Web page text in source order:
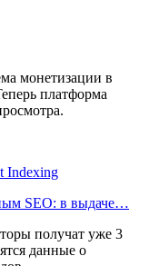
монетизации в
платформа
Indexing
SEO: в выдаче…
получат уже 3
данные о